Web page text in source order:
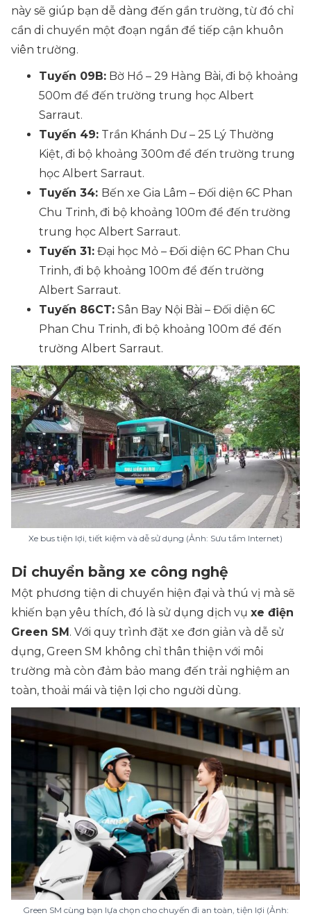
này sẽ giúp bạn dễ dàng đến gần trường, từ đó chỉ
cần di chuyển một đoạn ngắn để tiếp cận khuôn
viên trường.
Tuyến 09B: Bờ Hồ – 29 Hàng Bài, đi bộ khoảng
500m để đến trường trung học Albert
Sarraut.
Tuyến 49: Trần Khánh Dư – 25 Lý Thường
Kiệt, đi bộ khoảng 300m để đến trường trung
học Albert Sarraut.
Tuyến 34: Bến xe Gia Lâm – Đối diện 6C Phan
Chu Trinh, đi bộ khoảng 100m để đến trường
trung học Albert Sarraut.
Tuyến 31: Đại học Mỏ – Đối diện 6C Phan Chu
Trinh, đi bộ khoảng 100m để đến trường
Albert Sarraut.
Tuyến 86CT: Sân Bay Nội Bài – Đối diện 6C
Phan Chu Trinh, đi bộ khoảng 100m để đến
trường Albert Sarraut.
Xe bus tiện lợi, tiết kiệm và dễ sử dụng (Ảnh: Sưu tầm Internet)
Di chuyển bằng xe công nghệ
Một phương tiện di chuyển hiện đại và thú vị mà sẽ
khiến bạn yêu thích, đó là sử dụng dịch vụ xe điện
Green SM. Với quy trình đặt xe đơn giản và dễ sử
dụng, Green SM không chỉ thân thiện với môi
trường mà còn đảm bảo mang đến trải nghiệm an
toàn, thoải mái và tiện lợi cho người dùng.
Green SM cùng bạn lựa chọn cho chuyến đi an toàn, tiện lợi (Ảnh: